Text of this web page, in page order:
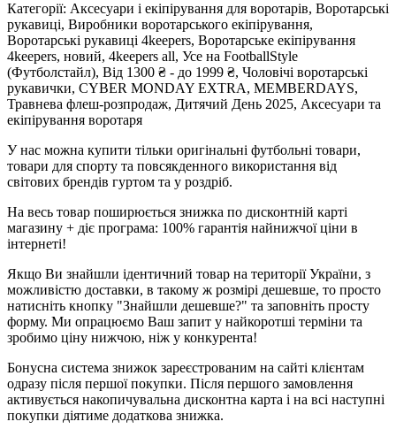
Категорії: Аксесуари і екіпірування для воротарів, Воротарські
рукавиці, Виробники воротарського екіпірування,
Воротарські рукавиці 4keepers, Воротарське екіпірування
4keepers, новий, 4keepers all, Усе на FootballStyle
(Футболстайл), Від 1300 ₴ - до 1999 ₴, Чоловічі воротарські
рукавички, CYBER MONDAY EXTRA, MEMBERDAYS,
Травнева флеш-розпродаж, Дитячий День 2025, Аксесуари та
екіпірування воротаря
У нас можна купити тільки оригінальні футбольні товари,
товари для спорту та повсякденного використання від
світових брендів гуртом та у роздріб.
На весь товар поширюється знижка по дисконтній карті
магазину + діє програма: 100% гарантія найнижчої ціни в
інтернеті!
Якщо Ви знайшли ідентичний товар на території України, з
можливістю доставки, в такому ж розмірі дешевше, то просто
натисніть кнопку "Знайшли дешевше?" та заповніть просту
форму. Ми опрацюємо Ваш запит у найкоротші терміни та
зробимо ціну нижчою, ніж у конкурента!
Бонусна система знижок зареєстрованим на сайті клієнтам
одразу після першої покупки. Після першого замовлення
активується накопичувальна дисконтна карта і на всі наступні
покупки діятиме додаткова знижка.